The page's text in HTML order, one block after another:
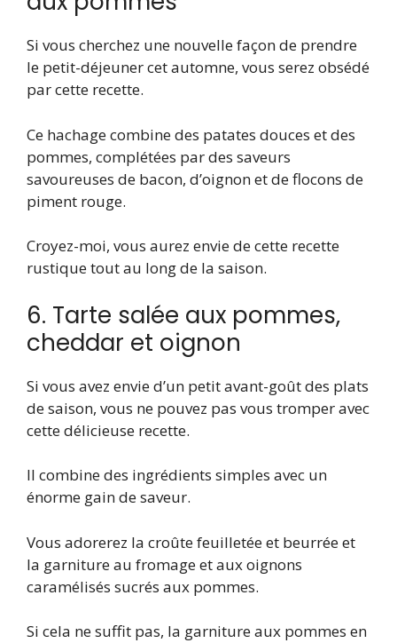
Si vous cherchez une nouvelle façon de prendre
le petit-déjeuner cet automne, vous serez obsédé
par cette recette.
Ce hachage combine des patates douces et des
pommes, complétées par des saveurs
savoureuses de bacon, d’oignon et de flocons de
piment rouge.
Croyez-moi, vous aurez envie de cette recette
rustique tout au long de la saison.
6. Tarte salée aux pommes,
cheddar et oignon
Si vous avez envie d’un petit avant-goût des plats
de saison, vous ne pouvez pas vous tromper avec
cette délicieuse recette.
Il combine des ingrédients simples avec un
énorme gain de saveur.
Vous adorerez la croûte feuilletée et beurrée et
la garniture au fromage et aux oignons
caramélisés sucrés aux pommes.
Si cela ne suffit pas, la garniture aux pommes en